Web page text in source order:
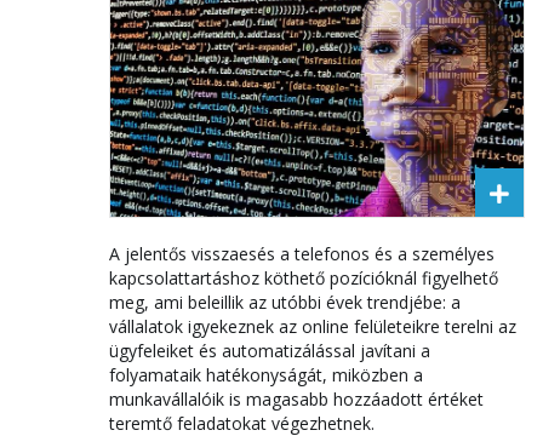
A jelentős visszaesés a telefonos és a személyes
kapcsolattartáshoz köthető pozícióknál figyelhető
meg, ami beleillik az utóbbi évek trendjébe: a
vállalatok igyekeznek az online felületeikre terelni az
ügyfeleiket és automatizálással javítani a
folyamataik hatékonyságát, miközben a
munkavállalóik is magasabb hozzáadott értéket
teremtő feladatokat végezhetnek.